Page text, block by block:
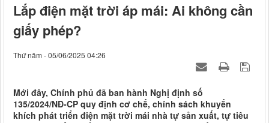
Lắp điện mặt trời áp mái: Ai không cần
giấy phép?
Thứ năm - 05/06/2025 04:26
Mới đây, Chính phủ đã ban hành Nghị định số
135/2024/NĐ-CP quy định cơ chế, chính sách khuyến
khích phát triển điện mặt trời mái nhà tự sản xuất, tự tiêu